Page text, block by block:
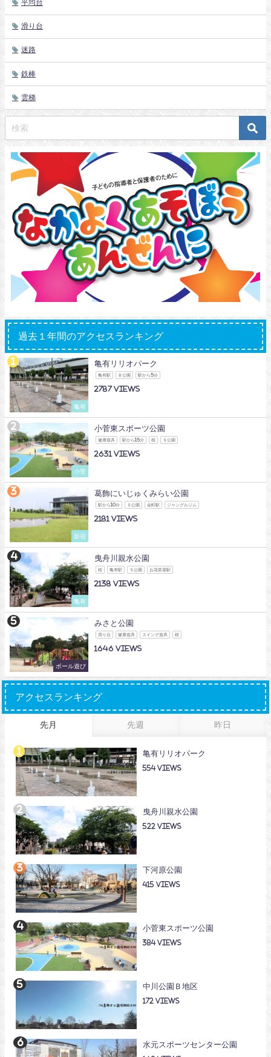
平均台
滑り台
迷路
鉄棒
雲梯
過去１年間のアクセスランキング
亀有
亀有リリオパーク
亀有駅 Ｂ公園 駅から5分
2787
小菅
小菅東スポーツ公園
健康遊具 駅から15分 桜 Ｓ公園
2631
新宿
葛飾にいじゅくみらい公園
駅から10分 Ｓ公園 金町駅 ジャングルジム
2181
亀有
曳舟川親水公園
桜 亀有駅 Ｓ公園 お花茶屋駅
2138
ボール遊び
みさと公園
滑り台 健康遊具 スイング遊具 桜
1646
アクセスランキング
先月 先週 昨日
亀有リリオパーク
554
曳舟川親水公園
522
下河原公園
415
小菅東スポーツ公園
384
中川公園Ｂ地区
172
水元スポーツセンター公園